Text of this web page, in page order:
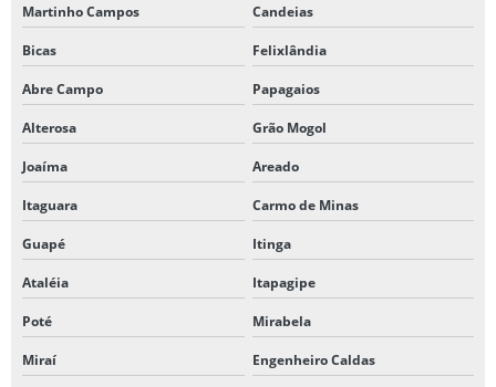
Martinho Campos Candeias
Bicas Felixlândia
Abre Campo Papagaios
Alterosa Grão Mogol
Joaíma Areado
Itaguara Carmo de Minas
Guapé Itinga
Ataléia Itapagipe
Poté Mirabela
Miraí Engenheiro Caldas